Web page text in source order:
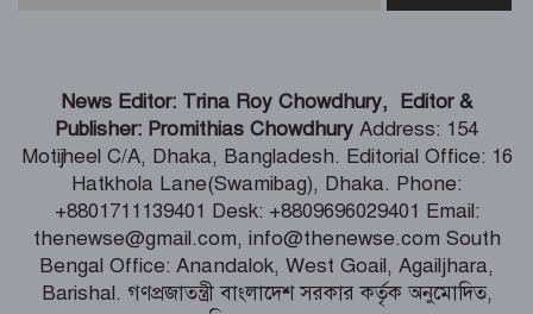
‘ফ্যামিলি কার্ড’ কর্মসূচির উদ্বোধন আগামী
১৬ আগস্ট – সমাজকল্যাণ মন্ত্রী
বাবার কবরে শ্রদ্ধা জানালেন জুবাইদা রহমান
News Editor: Trina Roy Chowdhury, Editor &
Publisher: Promithias Chowdhury Address: 154
Motijheel C/A, Dhaka, Bangladesh. Editorial Office: 16
Hatkhola Lane(Swamibag), Dhaka. Phone:
+8801711139401 Desk: +8809696029401 Email:
thenewse@gmail.com, info@thenewse.com South
Bengal Office: Anandalok, West Goail, Agailjhara,
Barishal. গণপ্রজাতন্ত্রী বাংলাদেশ সরকার কর্তৃক অনুমোদিত,